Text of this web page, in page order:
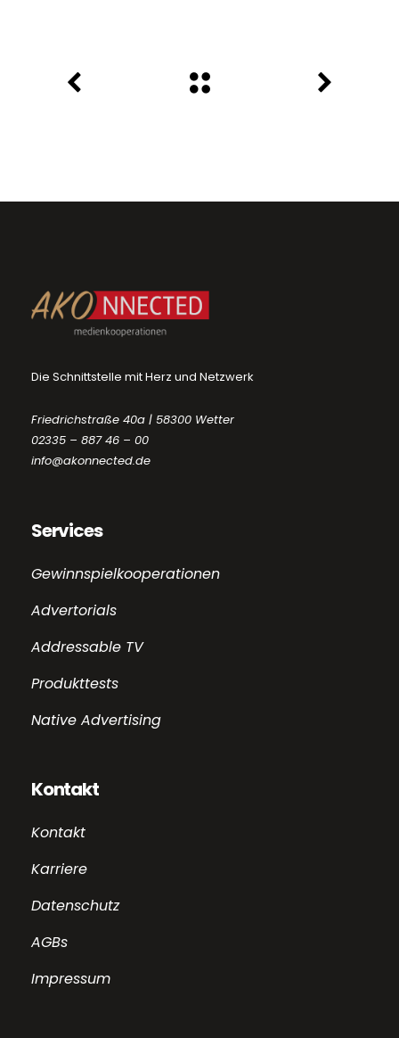
Die Schnittstelle mit Herz und Netzwerk
Friedrichstraße 40a | 58300 Wetter
02335 – 887 46 – 00
info@akonnected.de
Services
Gewinnspielkooperationen
Advertorials
Addressable TV
Produkttests
Native Advertising
Kontakt
Kontakt
Karriere
Datenschutz
AGBs
Impressum